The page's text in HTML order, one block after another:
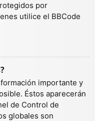
por
utilice el BBCode
importante y
Éstos aparecerán
de Control de
globales son